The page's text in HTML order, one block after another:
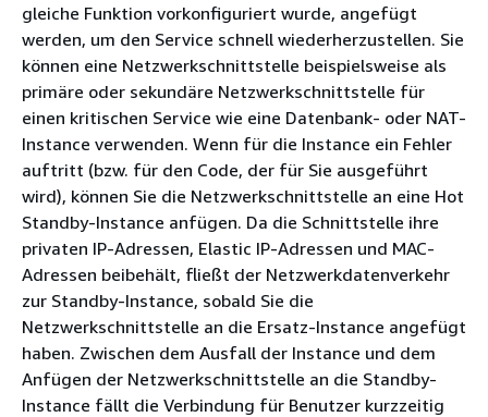
gleiche Funktion vorkonfiguriert wurde, angefügt
werden, um den Service schnell wiederherzustellen. Sie
können eine Netzwerkschnittstelle beispielsweise als
primäre oder sekundäre Netzwerkschnittstelle für
einen kritischen Service wie eine Datenbank- oder NAT-
Instance verwenden. Wenn für die Instance ein Fehler
auftritt (bzw. für den Code, der für Sie ausgeführt
wird), können Sie die Netzwerkschnittstelle an eine Hot
Standby-Instance anfügen. Da die Schnittstelle ihre
privaten IP-Adressen, Elastic IP-Adressen und MAC-
Adressen beibehält, fließt der Netzwerkdatenverkehr
zur Standby-Instance, sobald Sie die
Netzwerkschnittstelle an die Ersatz-Instance angefügt
haben. Zwischen dem Ausfall der Instance und dem
Anfügen der Netzwerkschnittstelle an die Standby-
Instance fällt die Verbindung für Benutzer kurzzeitig